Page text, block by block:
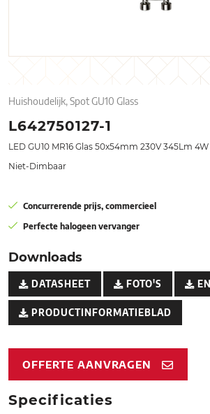
Huishoudelijk, Spot GU10 Glass
L642750127-1
LED GU10 MR16 Glas 50x54mm 230V 345Lm
Niet-Dimbaar
Concurrerende prijs, commercieel
Perfecte halogeen vervanger
Downloads
DATASHEET FOTO'S
PRODUCTINFORMATIEBLAD
OFFERTE AANVRAGEN
Specificaties